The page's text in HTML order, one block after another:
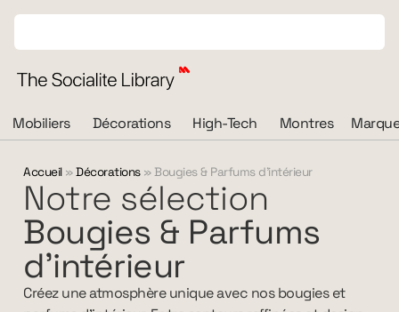
Mobiliers Décorations High-Tech Montres
Accueil»Décorations»Bougies & Parfums d'intérieur
Notre sélection
Bougies & Parfums
d'intérieur
Créez une atmosphère unique avec nos bougies et